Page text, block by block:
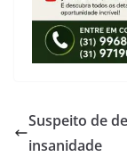
Suspeito de
insanidade